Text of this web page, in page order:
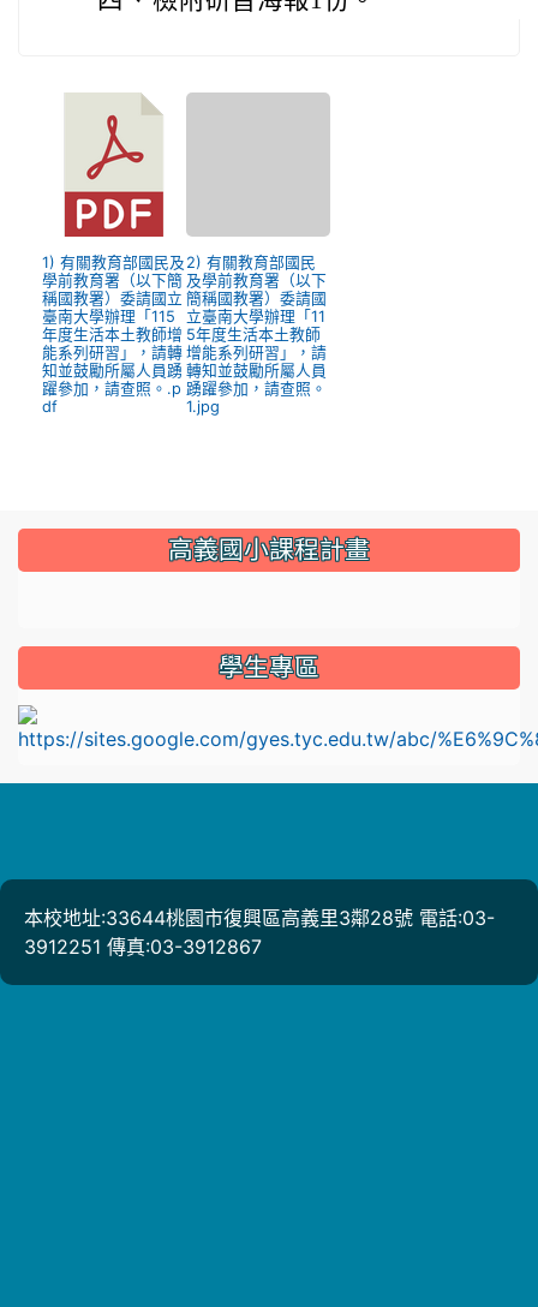
1) 有關教育部國民及
學前教育署（以下簡
稱國教署）委請國立
臺南大學辦理「115
年度生活本土教師增
能系列研習」，請轉
知並鼓勵所屬人員踴
躍參加，請查照。.p
df
2) 有關教育部國民
及學前教育署（以下
簡稱國教署）委請國
立臺南大學辦理「11
5年度生活本土教師
增能系列研習」，請
轉知並鼓勵所屬人員
踴躍參加，請查照。
1.jpg
::: 高義國小課程計畫
學生專區
本校地址:33644桃園市復興區高義里3鄰28號 電話:03-
3912251 傳真:03-3912867